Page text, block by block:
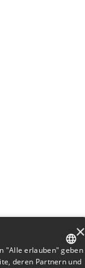
GERMAN
×
"Alle erlauben" geben
deren Partnern und